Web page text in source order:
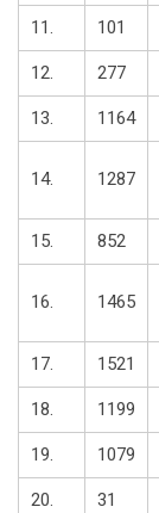
11. 101
12. 277
13. 1164
14. 1287
15. 852
16. 1465
17. 1521
18. 1199
19. 1079
20. 31